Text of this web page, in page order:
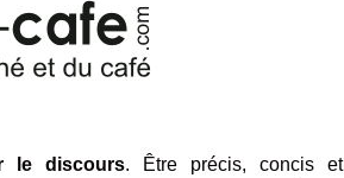
le discours. Être précis, concis et